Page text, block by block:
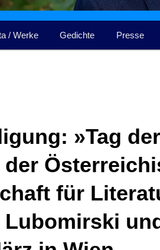
/ Werke Gedichte Presse
»Tag
für
Lubomirski